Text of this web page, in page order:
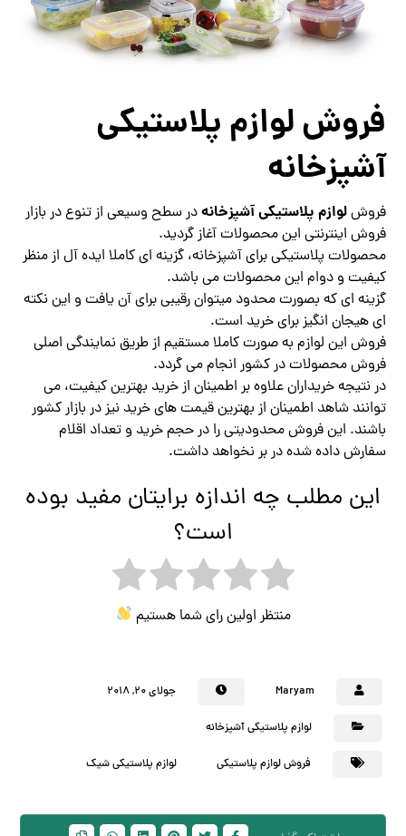
فروش لوازم پلاستیکی
آشپزخانه
فروشلوازم پلاستیکی آشپزخانهدر سطح وسیعی از تنوع در بازار
فروش اینترنتی این محصولات آغاز گردید.
محصولات پلاستیکی برای آشپزخانه، گزینه ای کاملا ایده آل از منظر
کیفیت و دوام این محصولات می باشد.
گزینه ای که بصورت محدود میتوان رقیبی برای آن یافت و این نکته
ای هیجان انگیز برای خرید است.
فروش این لوازم به صورت کاملا مستقیم از طریق نمایندگی اصلی
فروش محصولات در کشور انجام می گردد.
در نتیجه خریداران علاوه بر اطمینان از خرید بهترین کیفیت، می
توانند شاهد اطمینان از بهترین قیمت های خرید نیز در بازار کشور
باشند. این فروش محدودیتی را در حجم خرید و تعداد اقلام
سفارش داده شده در بر نخواهد داشت.
این مطلب چه اندازه برایتان مفید بوده
است؟
منتظر اولین رای شما هستیم
Maryam جولای ۲۰, ۲۰۱۸
لوازم پلاستیکی آشپزخانه
فروش لوازم پلاستیکی لوازم پلاستیکی شیک